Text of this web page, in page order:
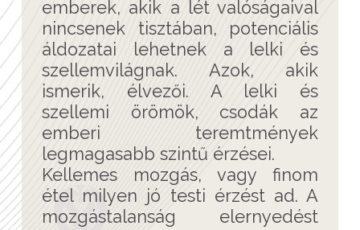
emberek, akik a lét valóságaival
nincsenek tisztában, potenciális
áldozatai lehetnek a lelki és
szellemvilágnak. Azok, akik
ismerik, élvezői. A lelki és
szellemi örömök, csodák az
emberi teremtmények
legmagasabb szintű érzései.
Kellemes mozgás, vagy finom
étel milyen jó testi érzést ad. A
mozgástalanság elernyedést